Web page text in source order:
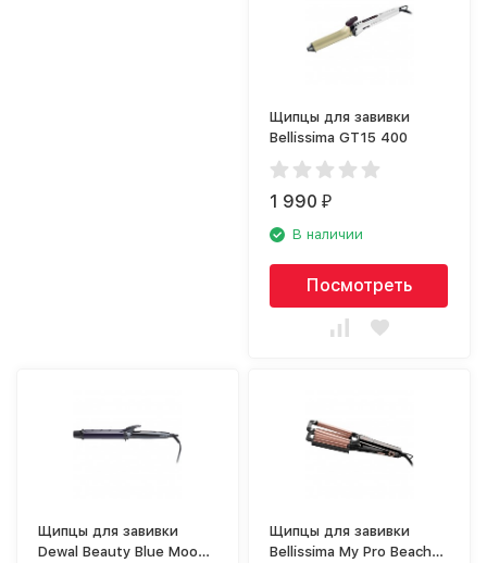
Щипцы для завивки
Bellissima GT15 400
1 990₽
В наличии
Посмотреть
Щипцы для завивки
Dewal Beauty Blue Moon
Щипцы для завивки
Bellissima My Pro Beach